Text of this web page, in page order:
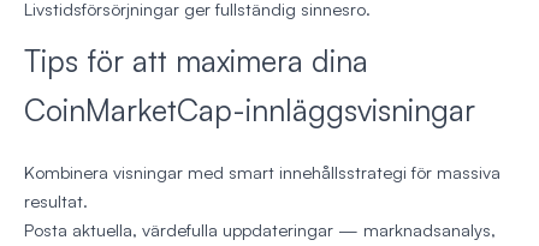
Livstidsförsörjningar ger fullständig sinnesro.
Tips för att maximera dina
CoinMarketCap-innläggsvisningar
Kombinera visningar med smart innehållsstrategi för massiva
resultat.
Posta aktuella, värdefulla uppdateringar — marknadsanalys,